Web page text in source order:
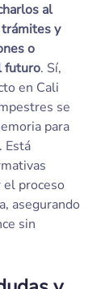
al
trámites y
o
futuro. Sí,
en Cali
se
para
Está
el proceso
asegurando
sin